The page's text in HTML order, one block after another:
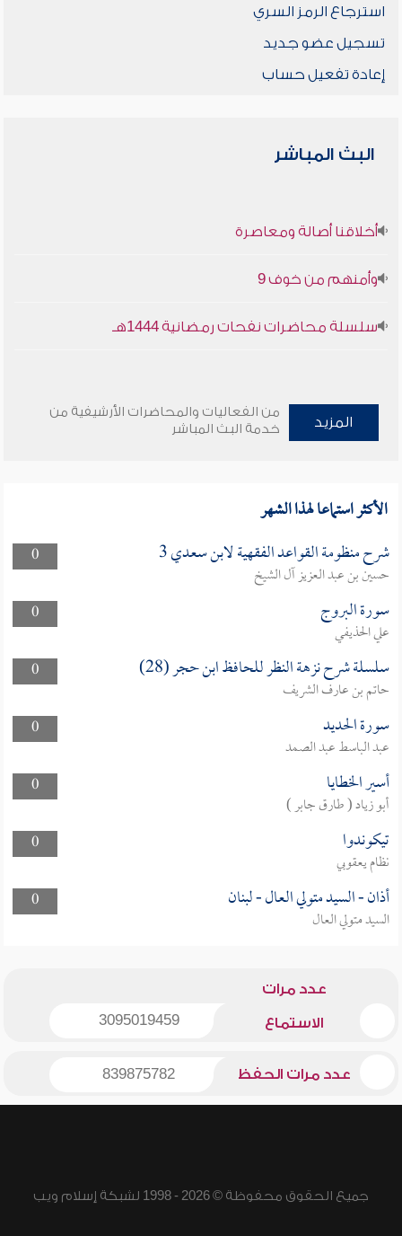
استرجاع الرمز السري
تسجيل عضو جديد
إعادة تفعيل حساب
البث المباشر
أخلاقنا أصالة ومعاصرة
وأمنهم من خوف 9
سلسلة محاضرات نفحات رمضانية 1444هـ
المزيد
من الفعاليات والمحاضرات الأرشيفية من
خدمة البث المباشر
الأكثر استماعا لهذا الشهر
0 شرح منظومة القواعد الفقهية لابن سعدي 3
حسين بن عبد العزيز آل الشيخ
0
سورة البروج
علي الحذيفي
0
سلسلة شرح نزهة النظر للحافظ ابن حجر (28)
حاتم بن عارف الشريف
0
سورة الحديد
عبد الباسط عبد الصمد
0
أسير الخطايا
أبو زياد ( طارق جابر )
0
تيكوندوا
نظام يعقوبي
0
أذان - السيد متولي العال - لبنان
السيد متولي العال
عدد مرات
الاستماع 3095019459
عدد مرات الحفظ 839875782
جميع الحقوق محفوظة © 2026 - 1998 لشبكة إسلام ويب